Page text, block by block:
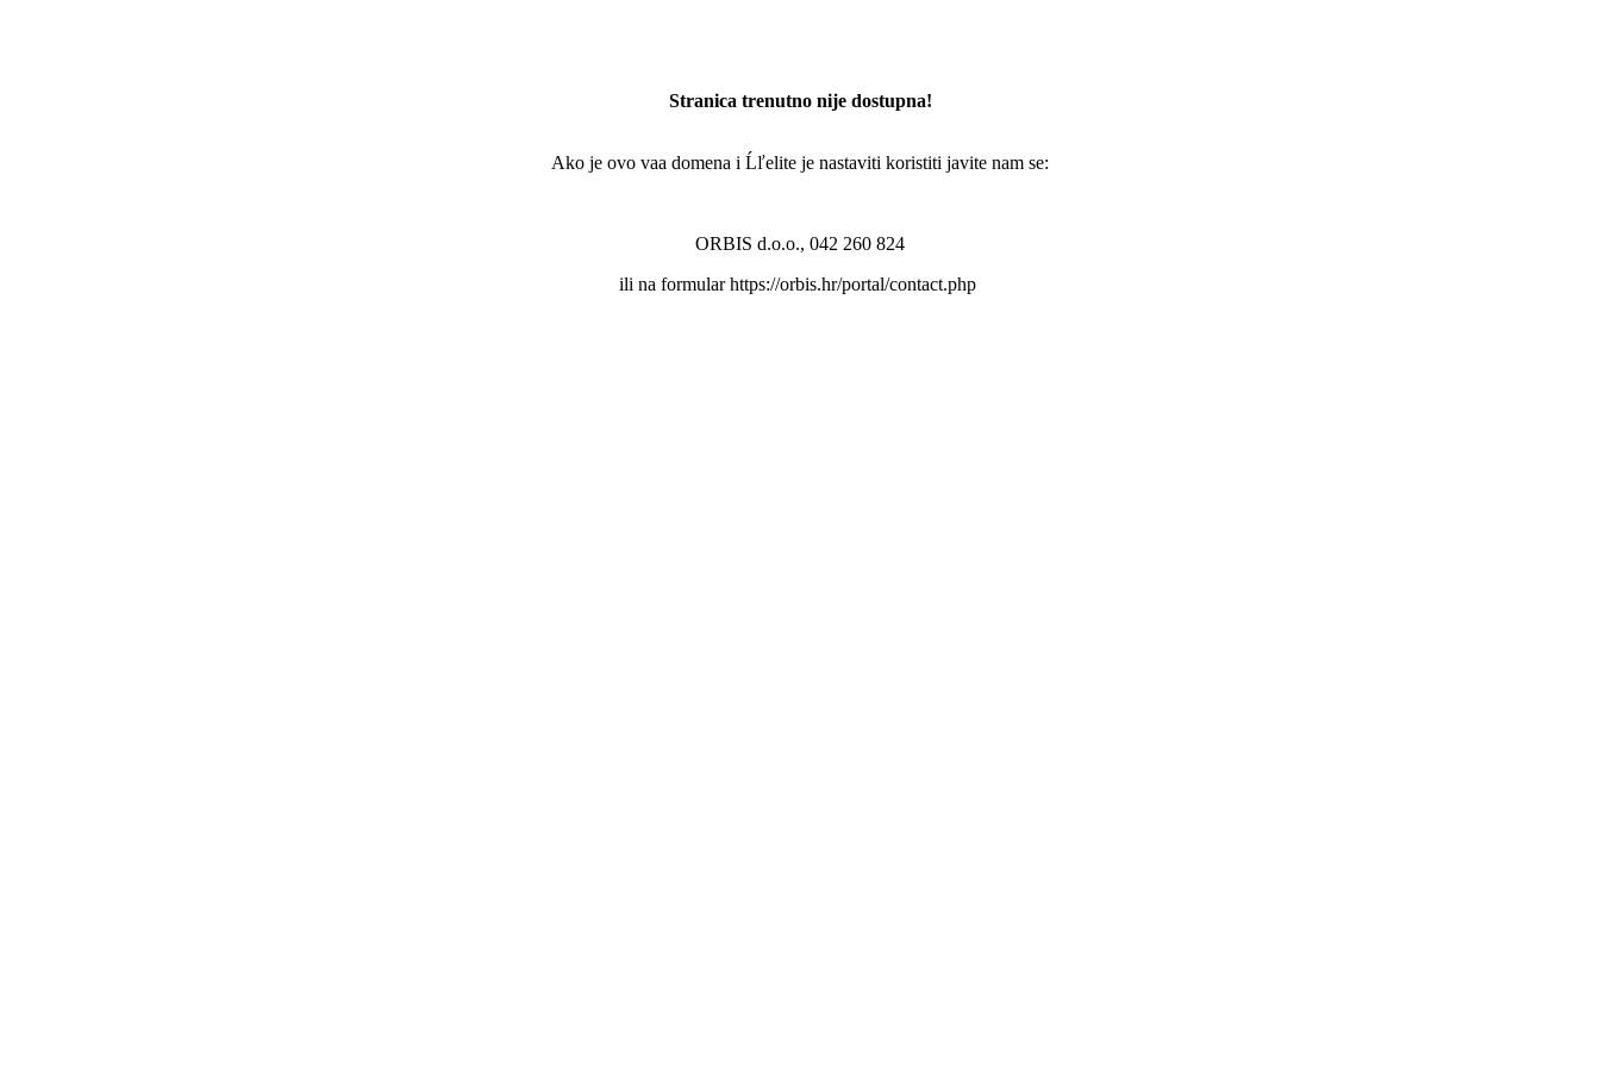
Stranica trenutno nije dostupna!
Ako je ovo vaa domena i Ĺľelite je nastaviti koristiti javite nam se:
ORBIS d.o.o., 042 260 824
ili na formular https://orbis.hr/portal/contact.php